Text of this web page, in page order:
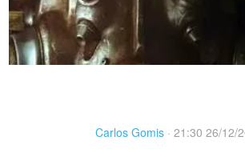
Carlos Gomis · 21:30 26/12/